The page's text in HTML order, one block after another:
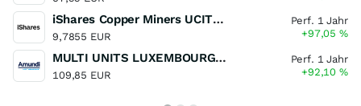
iShares Copper Miners UCITS ETF
9,7855 EUR
Perf. 1 Jahr
+97,05%
MULTI UNITS LUXEMBOURG - Lyxor MSCI Semiconductors ESG Filtered
109,85 EUR
Perf. 1 Jahr
+92,10%